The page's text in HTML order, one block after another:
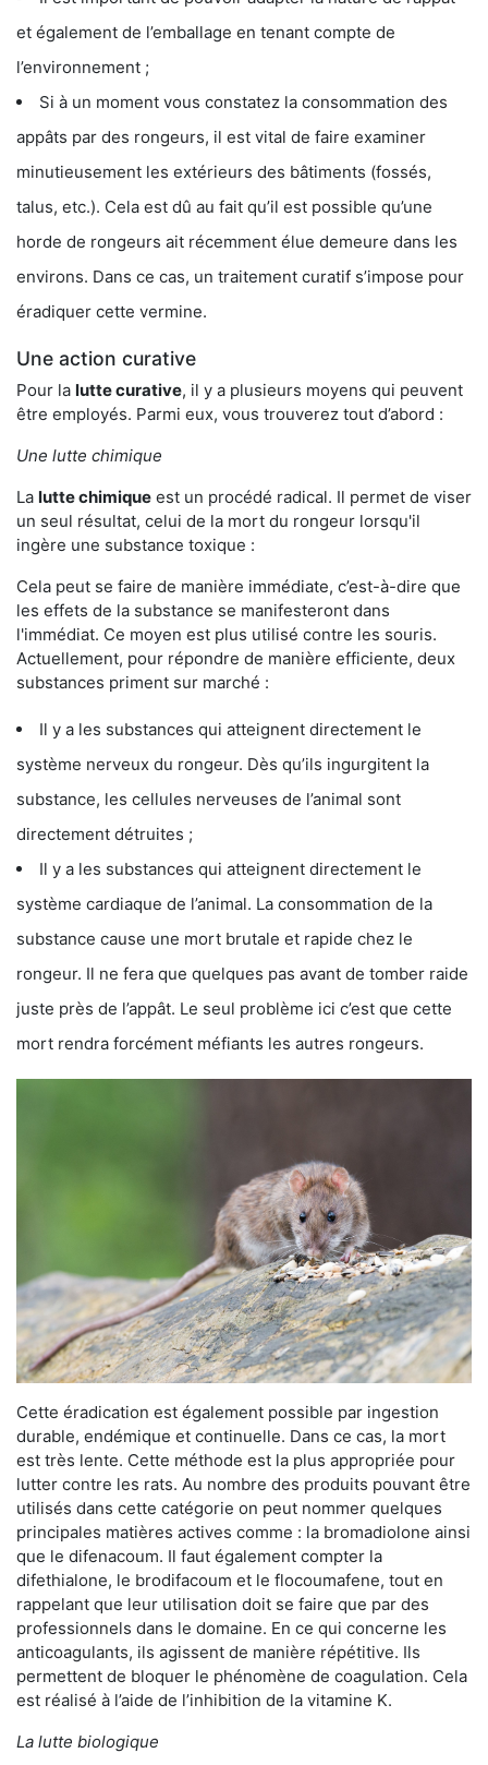
et également de l’emballage en tenant compte de
l’environnement ;
Si à un moment vous constatez la consommation des
appâts par des rongeurs, il est vital de faire examiner
minutieusement les extérieurs des bâtiments (fossés,
talus, etc.). Cela est dû au fait qu’il est possible qu’une
horde de rongeurs ait récemment élue demeure dans les
environs. Dans ce cas, un traitement curatif s’impose pour
éradiquer cette vermine.
Une action curative
Pour la lutte curative, il y a plusieurs moyens qui peuvent
être employés. Parmi eux, vous trouverez tout d’abord :
Une lutte chimique
La lutte chimique est un procédé radical. Il permet de viser
un seul résultat, celui de la mort du rongeur lorsqu'il
ingère une substance toxique :
Cela peut se faire de manière immédiate, c’est-à-dire que
les effets de la substance se manifesteront dans
l'immédiat. Ce moyen est plus utilisé contre les souris.
Actuellement, pour répondre de manière efficiente, deux
substances priment sur marché :
Il y a les substances qui atteignent directement le
système nerveux du rongeur. Dès qu’ils ingurgitent la
substance, les cellules nerveuses de l’animal sont
directement détruites ;
Il y a les substances qui atteignent directement le
système cardiaque de l’animal. La consommation de la
substance cause une mort brutale et rapide chez le
rongeur. Il ne fera que quelques pas avant de tomber raide
juste près de l’appât. Le seul problème ici c’est que cette
mort rendra forcément méfiants les autres rongeurs.
Cette éradication est également possible par ingestion
durable, endémique et continuelle. Dans ce cas, la mort
est très lente. Cette méthode est la plus appropriée pour
lutter contre les rats. Au nombre des produits pouvant être
utilisés dans cette catégorie on peut nommer quelques
principales matières actives comme : la bromadiolone ainsi
que le difenacoum. Il faut également compter la
difethialone, le brodifacoum et le flocoumafene, tout en
rappelant que leur utilisation doit se faire que par des
professionnels dans le domaine. En ce qui concerne les
anticoagulants, ils agissent de manière répétitive. Ils
permettent de bloquer le phénomène de coagulation. Cela
est réalisé à l’aide de l’inhibition de la vitamine K.
La lutte biologique